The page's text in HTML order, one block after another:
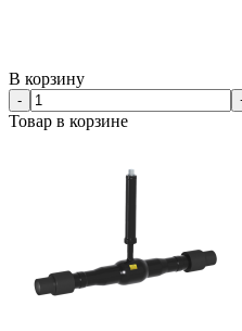
В корзину
-
Товар в корзине